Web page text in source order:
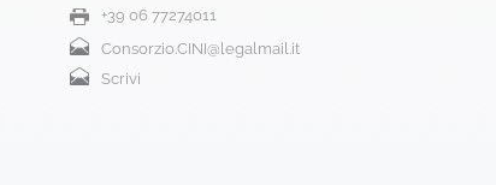
+39 06 77274011
Consorzio.CINI@legalmail.it
Scrivi